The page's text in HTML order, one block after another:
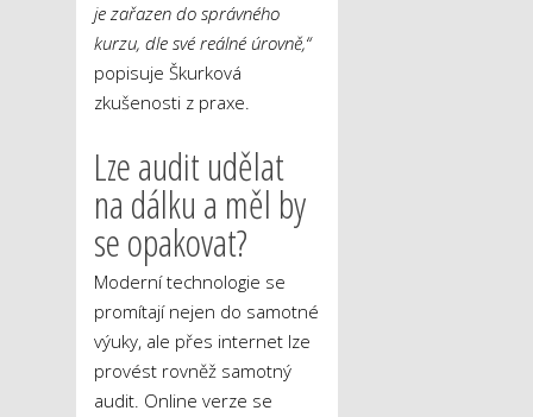
je zařazen do správného
kurzu, dle své reálné úrovně,“
popisuje Škurková
zkušenosti z praxe.
Lze audit udělat
na dálku a měl by
se opakovat?
Moderní technologie se
promítají nejen do samotné
výuky, ale přes internet lze
provést rovněž samotný
audit. Online verze se